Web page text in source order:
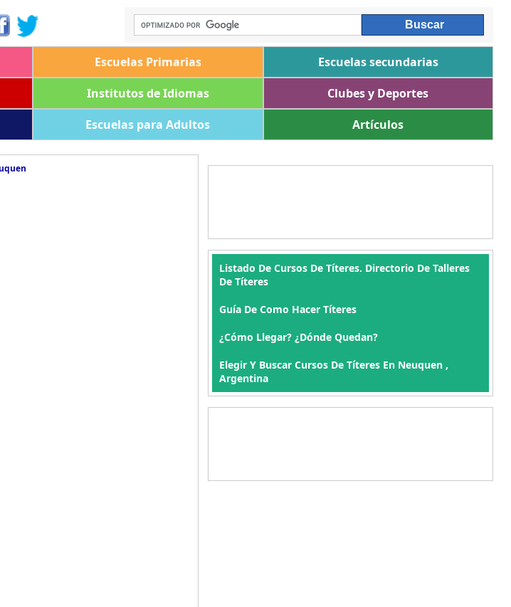
Escuelas Primarias
Escuelas secundarias
Institutos de Idiomas
Clubes y Deportes
Escuelas para Adultos Artículos
Listado De Cursos De Títeres. Directorio De Talleres
De Títeres
Guía De Como Hacer Títeres
¿Cómo Llegar? ¿Dónde Quedan?
Elegir Y Buscar Cursos De Títeres En Neuquen ,
Argentina